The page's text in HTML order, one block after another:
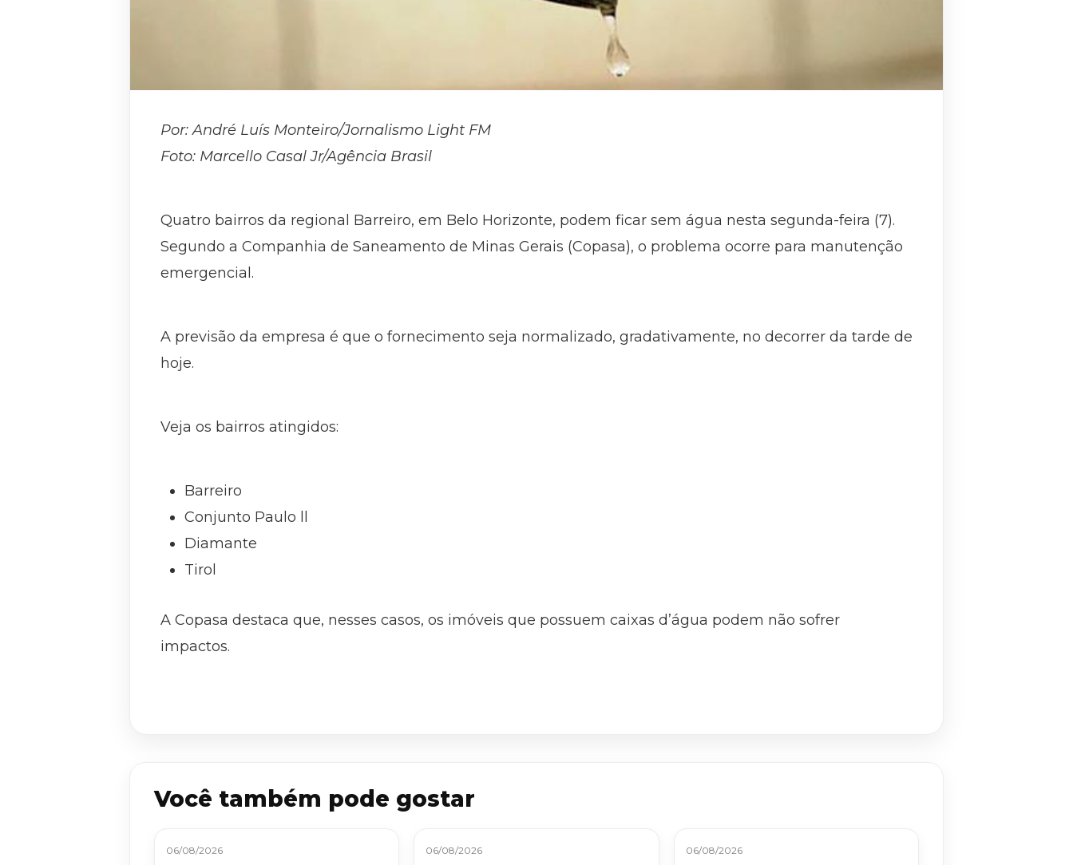
Por: André Luís Monteiro/Jornalismo Light FM
Foto: Marcello Casal Jr/Agência Brasil
Quatro bairros da regional Barreiro, em Belo Horizonte, podem ficar sem água nesta segunda-feira (7).
Segundo a Companhia de Saneamento de Minas Gerais (Copasa), o problema ocorre para manutenção
emergencial.
A previsão da empresa é que o fornecimento seja normalizado, gradativamente, no decorrer da tarde de
hoje.
Veja os bairros atingidos:
Barreiro
Conjunto Paulo ll
Diamante
Tirol
A Copasa destaca que, nesses casos, os imóveis que possuem caixas d’água podem não sofrer
impactos.
Você também pode gostar
06/08/2026 06/08/2026 06/08/2026